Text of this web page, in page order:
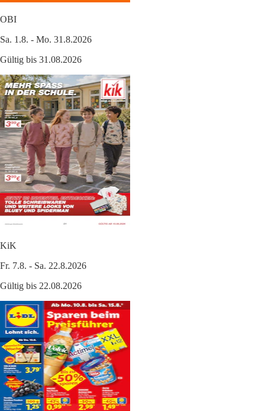
OBI
Sa. 1.8. - Mo. 31.8.2026
Gültig bis 31.08.2026
KiK
Fr. 7.8. - Sa. 22.8.2026
Gültig bis 22.08.2026